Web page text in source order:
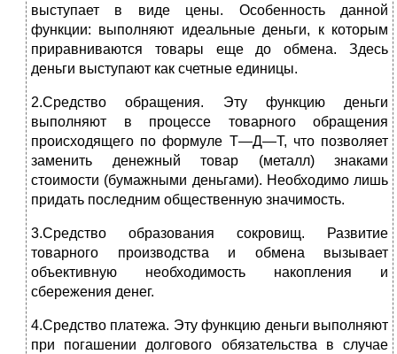
выступает в виде цены. Особенность данной
функции: выполняют идеальные деньги, к которым
приравниваются товары еще до обмена. Здесь
деньги выступают как счетные единицы.
2.Средство обращения. Эту функцию деньги
выполняют в процессе товарного обращения
происходящего по формуле Т—Д—Т, что позволяет
заменить денежный товар (металл) знаками
стоимости (бумажными деньгами). Необходимо лишь
придать последним общественную значимость.
3.Средство образования сокровищ. Развитие
товарного производства и обмена вызывает
объективную необходимость накопления и
сбережения денег.
4.Средство платежа. Эту функцию деньги выполняют
при погашении долгового обязательства в случае